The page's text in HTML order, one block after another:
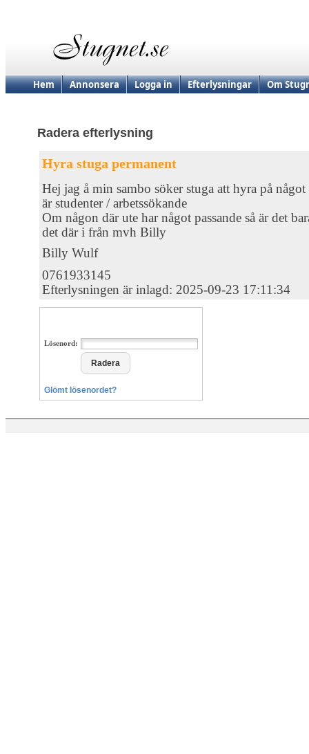
Hem Annonsera Logga in Efterlysningar Om
Radera efterlysning
Hyra stuga permanent
Hej jag å min sambo söker stuga att hyra på
är studenter / arbetssökande
Om någon där ute har något passande så är det
det där i från mvh Billy
Billy Wulf
0761933145
Efterlysningen är inlagd: 2025-09-23 17:11:34
Lösenord:
Glömt lösenordet?